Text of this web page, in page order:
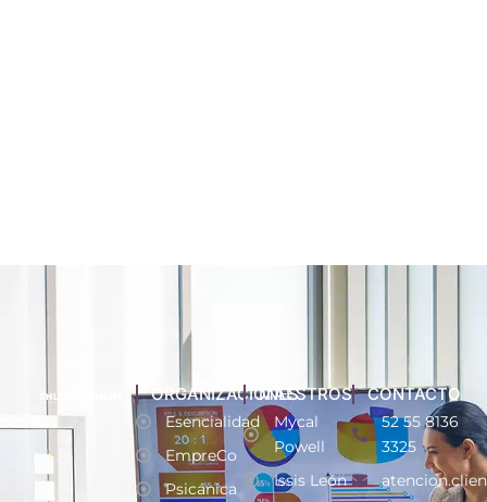
ORGANIZACIONES
Esencialidad
EmpreCo
Psicánica
MAESTROS
Mycal
Powell
Issis León
CONTACTO
52 55 8136
3325